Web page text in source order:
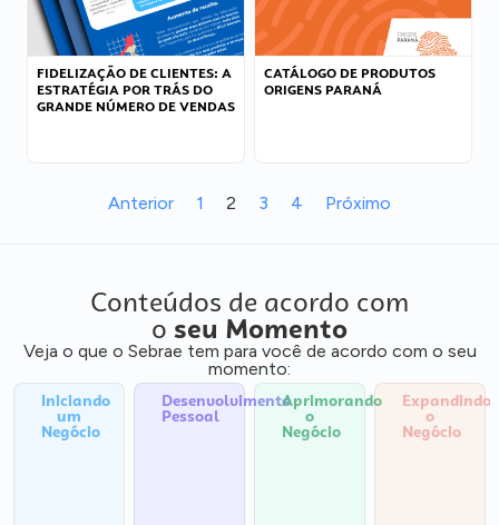
FIDELIZAÇÃO DE CLIENTES: A
ESTRATÉGIA POR TRÁS DO
GRANDE NÚMERO DE VENDAS
CATÁLOGO DE PRODUTOS
ORIGENS PARANÁ
Anterior 1 2 3 4 Próximo
Conteúdos de acordo com
o seu Momento
Veja o que o Sebrae tem para você de acordo com o seu
momento:
Iniciando
um
Negócio
Desenvolvimento
Pessoal
Aprimorando
o
Negócio
Expandindo
o
Negócio